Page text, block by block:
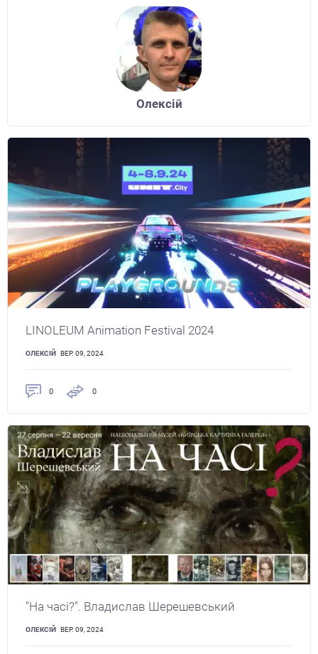
Олексій
LINOLEUM Animation Festival 2024
ОЛЕКСІЙ ВЕР. 09, 2024
0 0
"На часі?". Владислав Шерешевський
ОЛЕКСІЙ ВЕР. 09, 2024